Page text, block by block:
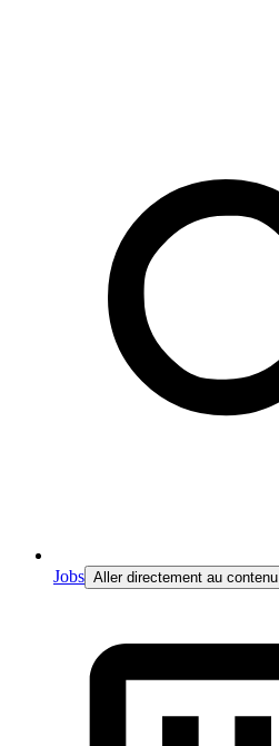
Jobs Aller directement au contenu